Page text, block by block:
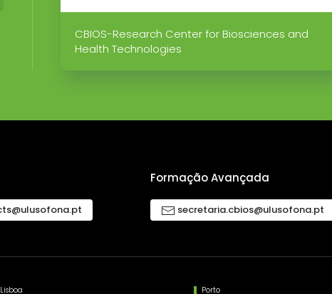
CBIOS-Research Center for Biosciences and
Health Technologies
Formação Avançada
secretaria.cbios@ulusofona.pt
Lisboa Porto